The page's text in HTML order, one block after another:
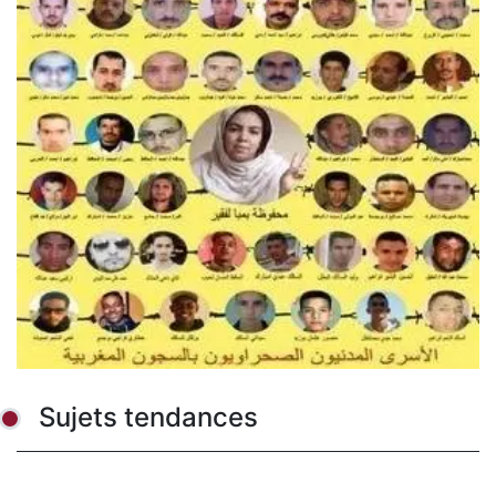
Sujets tendances